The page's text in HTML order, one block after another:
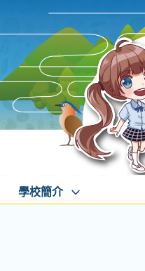
學校簡介